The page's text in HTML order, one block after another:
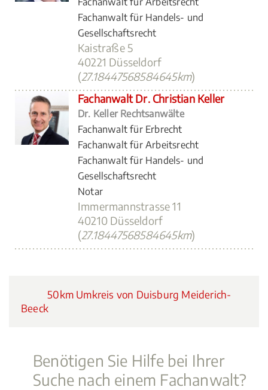
Fachanwalt für Handels- und
Gesellschaftsrecht
Kaistraße 5
40221 Düsseldorf
(27.18447568584645km)
Fachanwalt Dr. Christian Keller
Dr. Keller Rechtsanwälte
Fachanwalt für Erbrecht
Fachanwalt für Arbeitsrecht
Fachanwalt für Handels- und
Gesellschaftsrecht
Notar
Immermannstrasse 11
40210 Düsseldorf
(27.18447568584645km)
50km Umkreis von Duisburg Meiderich-
Beeck
Benötigen Sie Hilfe bei Ihrer
Suche nach einem Fachanwalt?